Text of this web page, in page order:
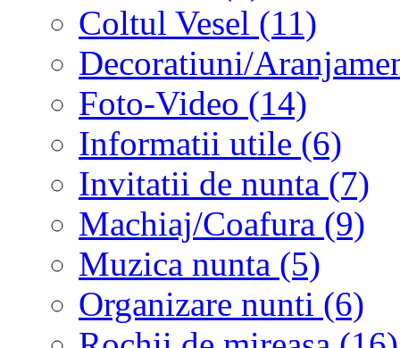
Coltul Vesel (11)
Decoratiuni/
Foto-Video (14)
Informatii utile (6)
Invitatii de nunta (7)
Machiaj/Coafura (9)
Muzica nunta (5)
Organizare nunti (6)